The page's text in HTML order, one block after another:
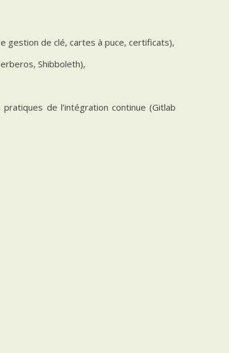
gestion de clé, cartes à puce, certificats),
Shibboleth),
de l’intégration continue (Gitlab